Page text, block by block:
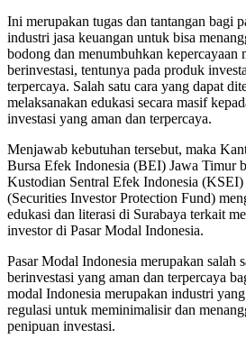
Ini merupakan tugas dan tantangan bagi
industri jasa keuangan untuk bisa
bodong dan menumbuhkan kepercayaan
berinvestasi, tentunya pada produk
terpercaya. Salah satu cara yang dapat
melaksanakan edukasi secara masif
investasi yang aman dan terpercaya.
Menjawab kebutuhan tersebut, maka
Bursa Efek Indonesia (BEI) Jawa Timur
Kustodian Sentral Efek Indonesia
(Securities Investor Protection Fund)
edukasi dan literasi di Surabaya terkait
investor di Pasar Modal Indonesia.
Pasar Modal Indonesia merupakan salah
berinvestasi yang aman dan terpercaya
modal Indonesia merupakan industri
regulasi untuk meminimalisir dan
penipuan investasi.